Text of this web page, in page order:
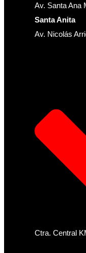
Av. Santa Ana
Santa Anita
Av. Nicolás
Ctra. Central